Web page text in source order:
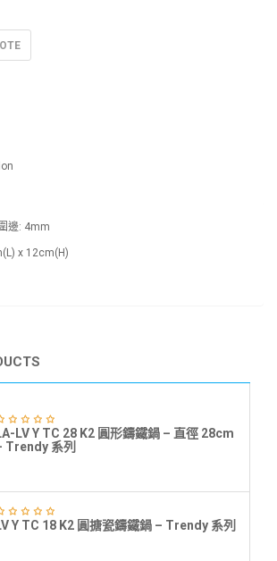
邊: 4mm
x 12cm(H)
LV Y TC 28 K2 圓形鑄鐵鍋 – 直徑 28cm
Trendy 系列
Y TC 18 K2 圓搪瓷鑄鐵鍋 – Trendy 系列